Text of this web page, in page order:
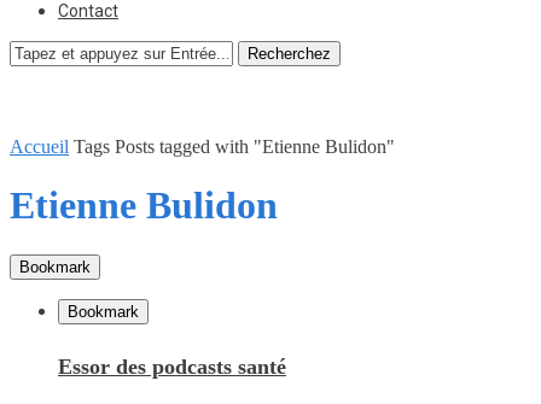
Contact
Recherchez
Accueil Tags Posts tagged with "Etienne Bulidon"
Etienne Bulidon
Bookmark
Bookmark
Essor des podcasts santé